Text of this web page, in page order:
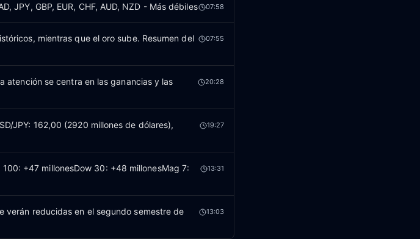
JPY, GBP, EUR, CHF, AUD, NZD - Más débiles 07:58
mientras que el oro sube. Resumen del
07:55
atención se centra en las ganancias y las
20:28
JPY: 162,00 (2920 millones de dólares),
19:27
+47 millonesDow 30: +48 millonesMag 7:
13:31
verán reducidas en el segundo semestre de
13:03